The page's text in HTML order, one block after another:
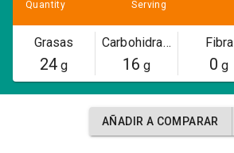
Quantity Serving
Grasas
24g
Carbohidratos
16 g
Fibra
0 g
AÑADIR A COMPARAR